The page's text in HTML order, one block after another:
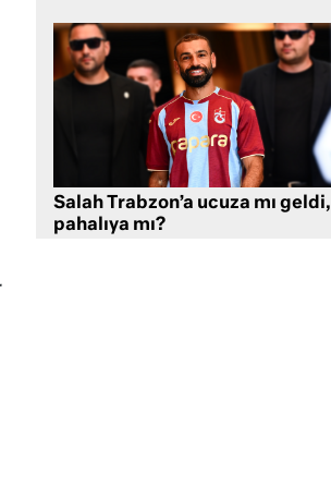
Salah Trabzon’a ucuza mı geldi,
pahalıya mı?